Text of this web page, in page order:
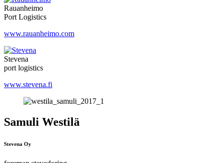
Rauanheimo
Port Logistics
www.rauanheimo.com
Stevena
port logistics
www.stevena.fi
Samuli Westilä
Stevena Oy